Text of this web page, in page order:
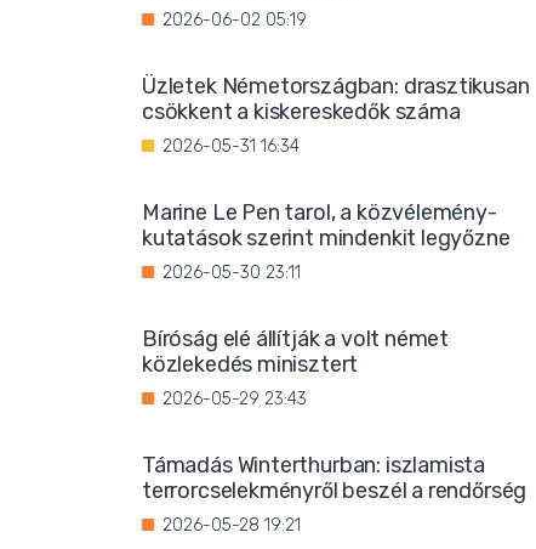
2026-06-02 05:19
Üzletek Németországban: drasztikusan
csökkent a kiskereskedők száma
2026-05-31 16:34
Marine Le Pen tarol, a közvélemény-
kutatások szerint mindenkit legyőzne
2026-05-30 23:11
Bíróság elé állítják a volt német
közlekedés minisztert
2026-05-29 23:43
Támadás Winterthurban: iszlamista
terrorcselekményről beszél a rendőrség
2026-05-28 19:21